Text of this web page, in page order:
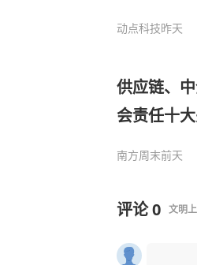
动点科技昨天
供应链、
会责任十
南方周末前天
评论0 文明